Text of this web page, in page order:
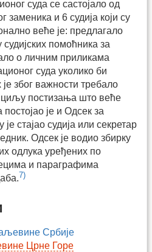
суда се састојало од
заменика и 6 судија који су
веће је: предлагало
помоћника за
о личним приликама
суда уколико би
због важности требало
циљу постизања што веће
је и Одсек за
стајао судија или секретар
Одсек је водио збирку
одлука уређених по
и параграфима
7)
Србије
Црне Горе